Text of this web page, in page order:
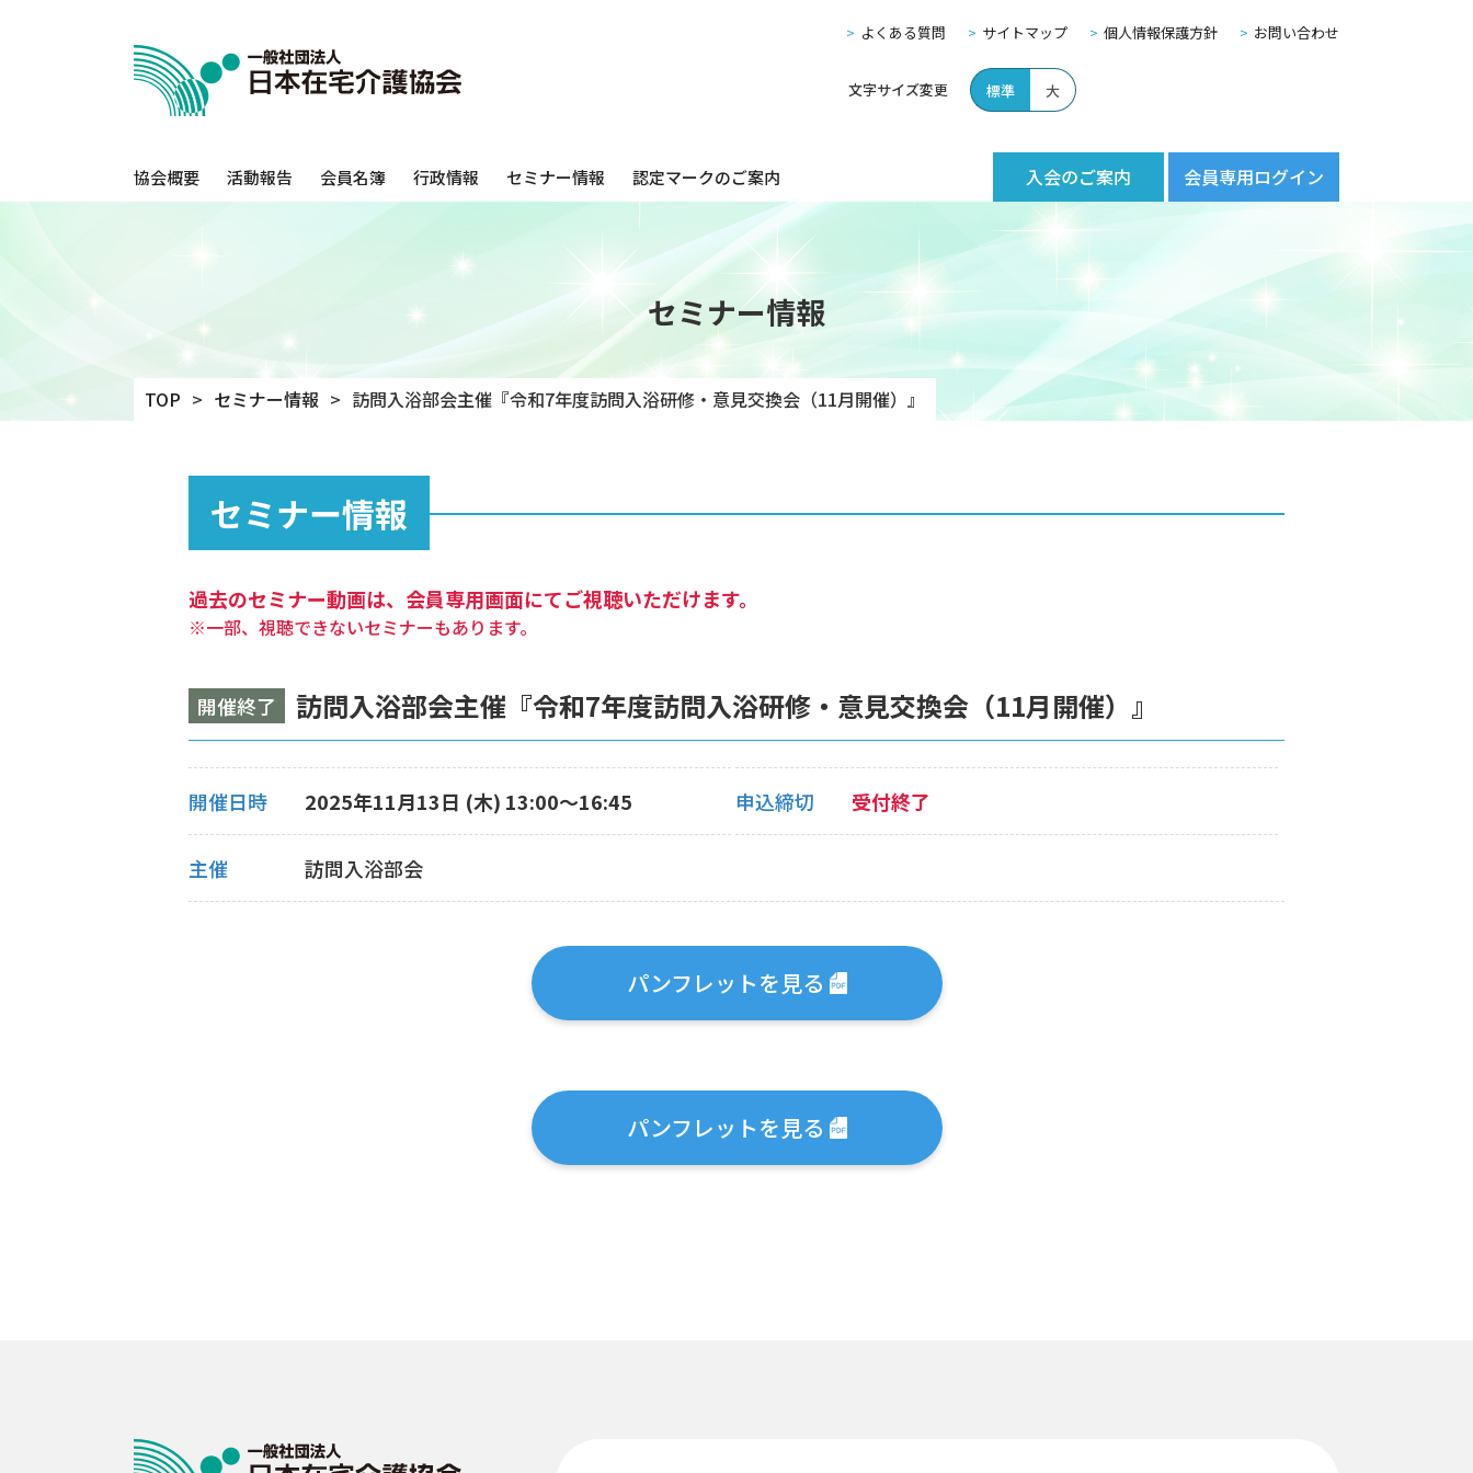
よくある質問 サイトマップ 個人情報保護方針 お問い合わせ
文字サイズ変更 標準 大
協会概要 活動報告 会員名簿 行政情報 セミナー情報 認定マークのご案内 入会のご案内 会員専用ログイン
セミナー情報
TOP セミナー情報 訪問入浴部会主催『令和7年度訪問入浴研修・意見交換会（11月開催）』
セミナー情報
過去のセミナー動画は、会員専用画面にてご視聴いただけます。
※一部、視聴できないセミナーもあります。
開催終了 訪問入浴部会主催『令和7年度訪問入浴研修・意見交換会（11月開催）』
開催日時 2025年11月13日 (木) 13:00〜16:45 申込締切 受付終了
主催 訪問入浴部会
パンフレットを見る
パンフレットを見る